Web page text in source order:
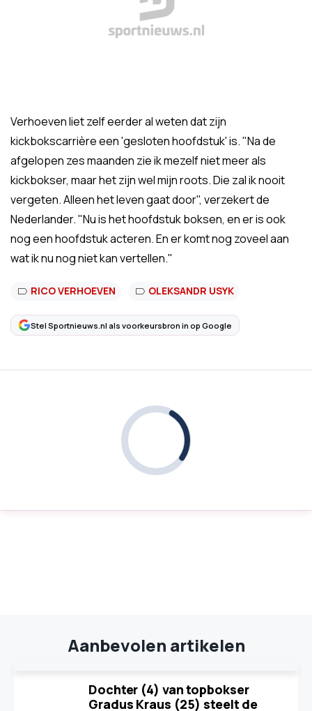
Verhoeven liet zelf eerder al weten dat zijn
kickbokscarrière een 'gesloten hoofdstuk' is. "Na de
afgelopen zes maanden zie ik mezelf niet meer als
kickbokser, maar het zijn wel mijn roots. Die zal ik nooit
vergeten. Alleen het leven gaat door", verzekert de
Nederlander. "Nu is het hoofdstuk boksen, en er is ook
nog een hoofdstuk acteren. En er komt nog zoveel aan
wat ik nu nog niet kan vertellen."
RICO VERHOEVEN OLEKSANDR USYK
Stel Sportnieuws.nl als voorkeursbron in op Google
Aanbevolen artikelen
Dochter (4) van topbokser
Gradus Kraus (25) steelt de